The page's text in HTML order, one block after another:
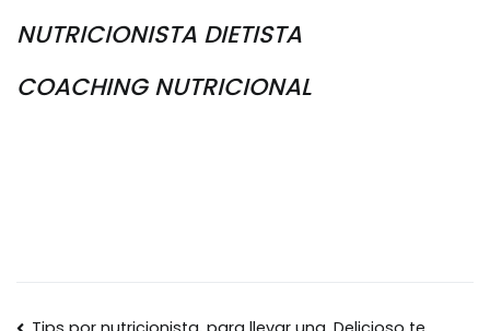
NUTRICIONISTA DIETISTA
COACHING NUTRICIONAL